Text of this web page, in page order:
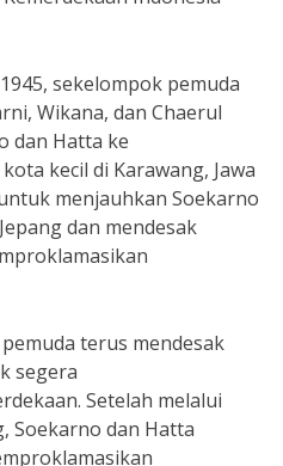
sekelompok pemuda
Wikana, dan Chaerul
dan Hatta ke
kecil di Karawang, Jawa
menjauhkan Soekarno
dan mendesak
terus mendesak
segera
Setelah melalui
Soekarno dan Hatta